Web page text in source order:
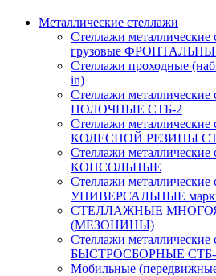
Металлические стеллажи
Стеллажи металлические
грузовые
Стеллажи проходные
in)
Стеллажи металлические
ПОЛОЧНЫЕ СТБ-2
Стеллажи
КОЛЕСНОЙ РЕЗИНЫ
Стеллажи металлические
КОНСОЛЬНЫЕ
Стеллажи металлические
УНИВЕРСАЛЬНЫЕ
СТЕЛЛАЖНЫЕ
(МЕЗОНИНЫ)
Стеллажи металлические
БЫСТРОСБОРНЫЕ СТБ-
Мобильные